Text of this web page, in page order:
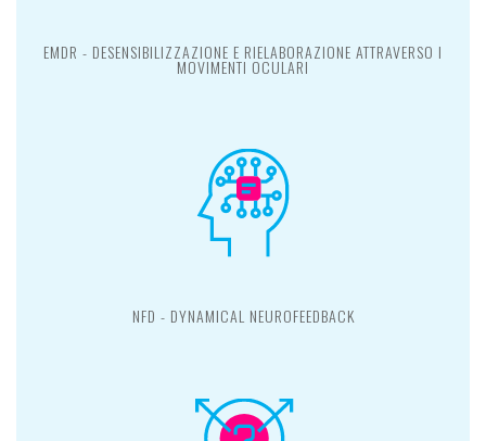
EMDR - DESENSIBILIZZAZIONE E RIELABORAZIONE ATTRAVERSO I
MOVIMENTI OCULARI
NFD - DYNAMICAL NEUROFEEDBACK